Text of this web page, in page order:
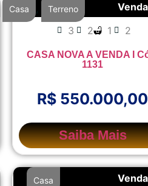
Venda
Casa , Terreno
3 2 1 2
CASA NOVA A VENDA I
1131
R$ 550.000,00
Saiba Mais
Venda
Casa